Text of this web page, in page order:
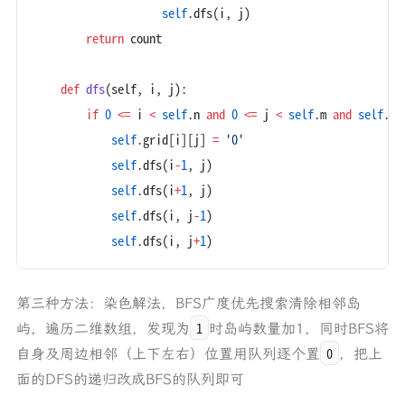
                    self
.dfs(i, j)
        return
count
    def
dfs(self, i, j):
        if
0 <= i < self.n and 0 <= j < self.m and self
            self
.grid[i][j] = '0'
            self
.dfs(i-1, j)
            self
.dfs(i+1, j)
            self
.dfs(i, j-1)
            self
.dfs(i, j+1)
第三种方法：染色解法，BFS广度优先搜索清除相邻岛
屿，遍历二维数组，发现为 1 时岛屿数量加1，同时BFS将
自身及周边相邻（上下左右）位置用队列逐个置 0 ，把上
面的DFS的递归改成BFS的队列即可